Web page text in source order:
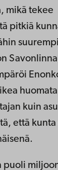
mikä tekee
pitkiä
suurempi
kuin
että
puoli